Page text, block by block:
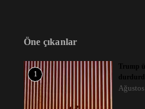
Öne çıkanlar
1
Trump